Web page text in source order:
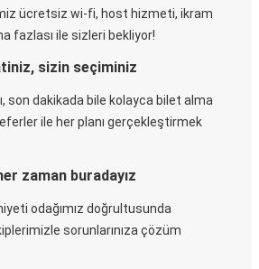
ücretsiz wi-fi, host hizmeti, ikram
fazlası ile sizleri bekliyor!
sizin seçiminiz
son dakikada bile kolayca bilet alma
ile her planı gerçekleştirmek
zaman buradayız
odağımız doğrultusunda
sorunlarınıza çözüm